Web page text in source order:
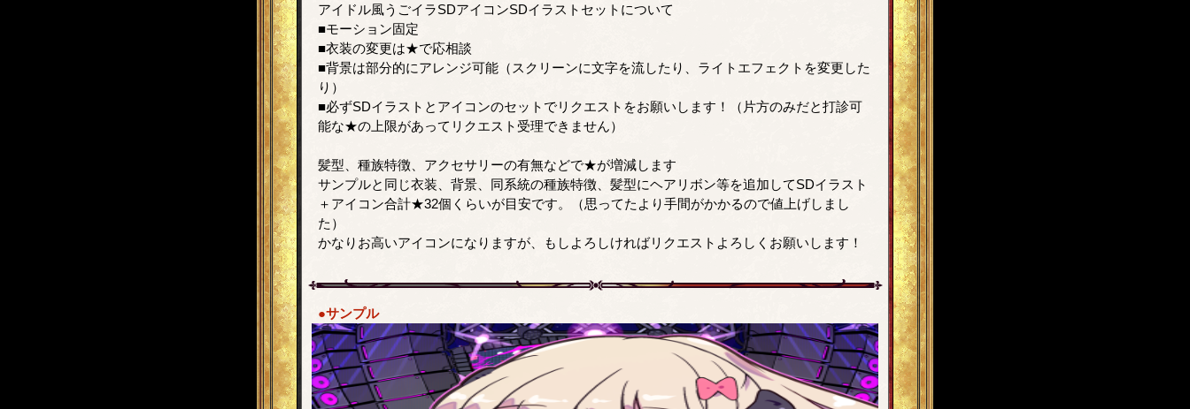
アイドル風うごイラSDアイコンSDイラストセットについて
■モーション固定
■衣装の変更は★で応相談
■背景は部分的にアレンジ可能（スクリーンに文字を流したり、ライトエフェクトを変更した
り）
■必ずSDイラストとアイコンのセットでリクエストをお願いします！（片方のみだと打診可
能な★の上限があってリクエスト受理できません）
髪型、種族特徴、アクセサリーの有無などで★が増減します
サンプルと同じ衣装、背景、同系統の種族特徴、髪型にヘアリボン等を追加してSDイラスト
＋アイコン合計★32個くらいが目安です。（思ってたより手間がかかるので値上げしまし
た）
かなりお高いアイコンになりますが、もしよろしければリクエストよろしくお願いします！
●サンプル